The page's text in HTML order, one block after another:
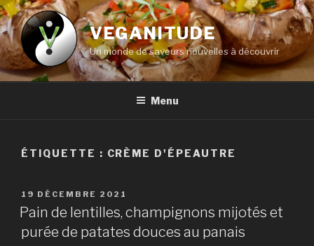
Aller
au
contenu
principal
VEGANITUDE
Un monde de saveurs nouvelles à découvrir
Menu
ÉTIQUETTE : CRÈME D'ÉPEAUTRE
PUBLIÉ
LE
19 DÉCEMBRE 2021
Pain de lentilles, champignons mijotés et
purée de patates douces au panais